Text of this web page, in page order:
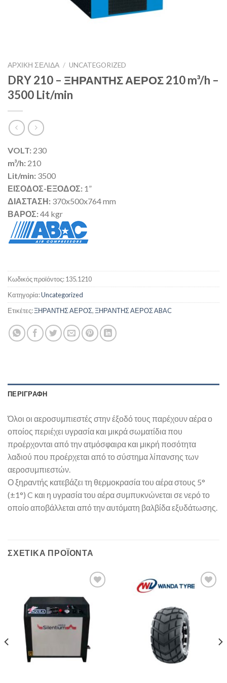
ΑΡΧΙΚΉ ΣΕΛΊΔΑ / UNCATEGORIZED
DRY 210 – ΞΗΡΑΝΤΗΣ ΑΕΡΟΣ 210 m³/h –
3500 Lit/min
VOLT: 230
m³/h: 210
Lit/min: 3500
ΕΙΣΟΔΟΣ-ΕΞΟΔΟΣ: 1”
ΔΙΑΣΤΑΣΗ: 370x500x764 mm
ΒΑΡΟΣ:44 kgr
Κωδικός προϊόντος:135.1210
Κατηγορία:Uncategorized
Ετικέτες:ΞΗΡΑΝΤΗΣ ΑΕΡΟΣ,ΞΗΡΑΝΤΗΣ ΑΕΡΟΣ ABAC
ΠΕΡΙΓΡΑΦΉ
Όλοι οι αεροσυμπιεστές στην έξοδό τους παρέχουν αέρα ο
οποίος περιέχει υγρασία και μικρά σωματίδια που
προέρχονται από την ατμόσφαιρα και μικρή ποσότητα
λαδιού που προέρχεται από το σύστημα λίπανσης των
αεροσυμπιεστών.
Ο ξηραντής κατεβάζει τη θερμοκρασία του αέρα στους 5°
(±1°) C και η υγρασία του αέρα συμπυκνώνεται σε νερό το
οποίο αποβάλλεται από την αυτόματη βαλβίδα εξυδάτωσης.
ΣΧΕΤΙΚΆ ΠΡΟΪΌΝΤΑ
Πρόσθήκη
στην λίστα
επιθυμιών
Πρόσθήκη
στην λίστα
επιθυμιών